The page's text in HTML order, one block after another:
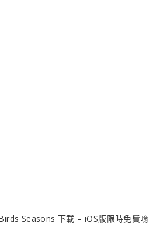
Seasons 下載 – iOS版限時免費唷